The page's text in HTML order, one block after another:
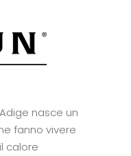
nasce un
fanno vivere
calore